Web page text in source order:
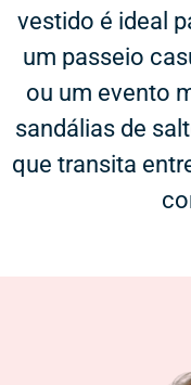
vestido é ideal
um passeio
ou um evento
sandálias de
que transita